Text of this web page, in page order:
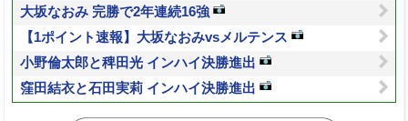
大坂なおみ 完勝で2年連続16強
【1ポイント速報】大坂なおみvsメルテンス
小野倫太郎と稗田光 インハイ決勝進出
窪田結衣と石田実莉 インハイ決勝進出